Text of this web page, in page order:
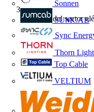
Sonnen
SUMCAB
Sync
Thorn
Top Cable
VELTIUM
Noticias del sector